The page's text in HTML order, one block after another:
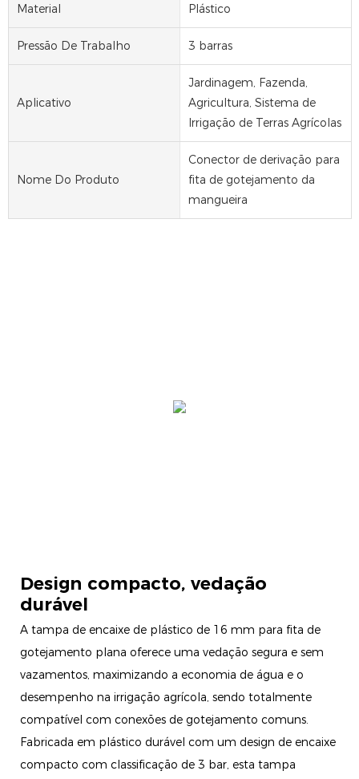
Material Plástico
Pressão De Trabalho 3 barras
Aplicativo
Jardinagem, Fazenda,
Agricultura, Sistema de
Irrigação de Terras Agrícolas
Nome Do Produto
Conector de derivação para
fita de gotejamento da
mangueira
Design compacto, vedação
durável
A tampa de encaixe de plástico de 16 mm para fita de
gotejamento plana oferece uma vedação segura e sem
vazamentos, maximizando a economia de água e o
desempenho na irrigação agrícola, sendo totalmente
compatível com conexões de gotejamento comuns.
Fabricada em plástico durável com um design de encaixe
compacto com classificação de 3 bar, esta tampa